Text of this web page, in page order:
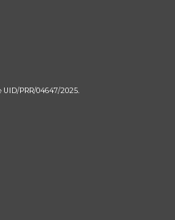
PRR/04647/2025.